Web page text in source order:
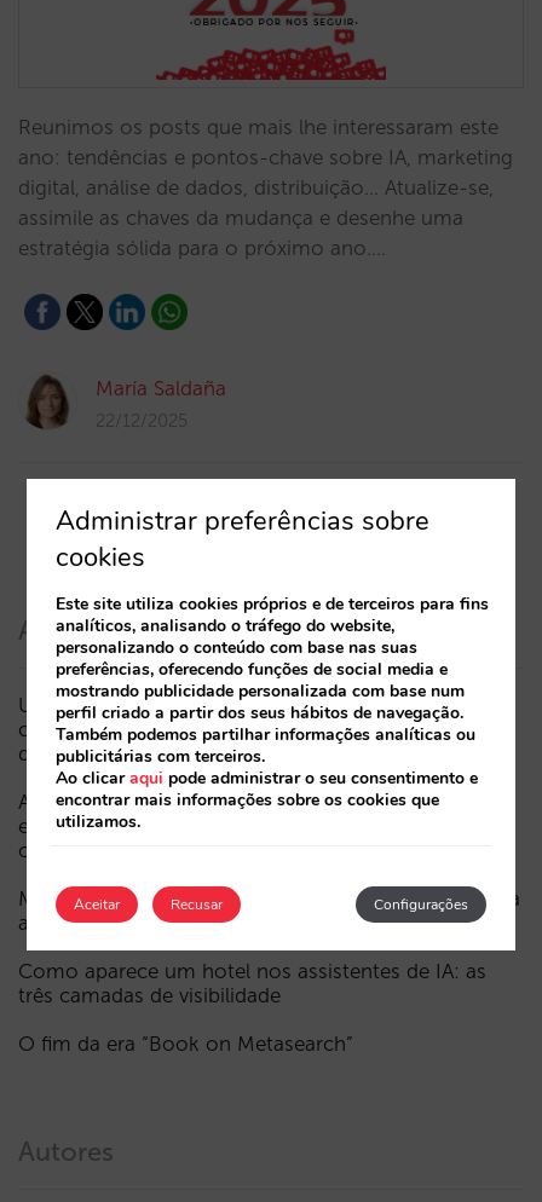
Reunimos os posts que mais lhe interessaram este
ano: tendências e pontos-chave sobre IA, marketing
digital, análise de dados, distribuição… Atualize-se,
assimile as chaves da mudança e desenhe uma
estratégia sólida para o próximo ano.…
María Saldaña
22/12/2025
Artigos recentes
Um Mundial pode reduzir as reservas hoteleiras? O
caso do México durante o Campeonato do Mundo
da FIFA 2026
A Sarai incorpora o multi-room: reservas complexas
e procura de elevado valor, agora também em
conversação
Menos campanhas, mais inteligentes: manual IA para
atualizar o marketing digital do seu hotel (parte 1)
Como aparece um hotel nos assistentes de IA: as
três camadas de visibilidade
O fim da era “Book on Metasearch”
Autores
Administrar preferências sobre
cookies
Este site utiliza cookies próprios e de terceiros para fins
analíticos, analisando o tráfego do website,
personalizando o conteúdo com base nas suas
preferências, oferecendo funções de social media e
mostrando publicidade personalizada com base num
perfil criado a partir dos seus hábitos de navegação.
Também podemos partilhar informações analíticas ou
publicitárias com terceiros.
Ao clicaraqui pode administrar o seu consentimento e
encontrar mais informações sobre os cookies que
utilizamos.
Aceitar Configurações
Recusar